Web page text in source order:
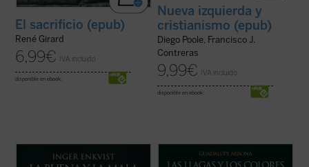
El sacrificio (epub)
René Girard
6,99€ IVA incluido
disponible en ebook:
Nueva izquierda y
cristianismo (epub)
Diego Poole, Francisco J.
Contreras
9,99€ IVA incluido
disponible en ebook:
El presente libro tiene el propósito de
explicar en qué consiste la buena calidad
¿Cómo definiría usted el cuento?
Digamos que como un retazo de vida